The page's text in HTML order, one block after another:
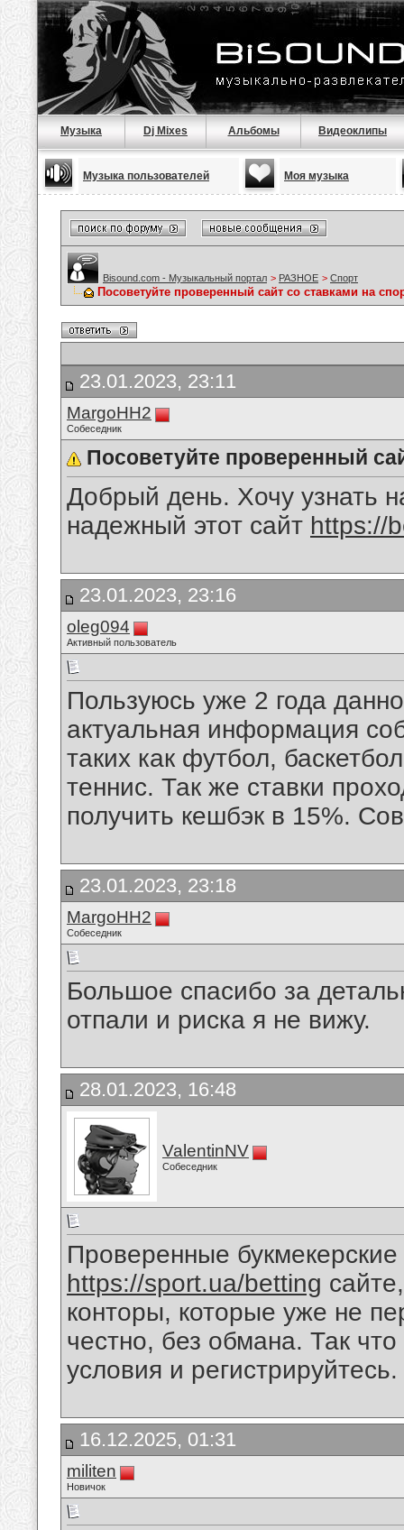
Музыка Dj Mixes Альбомы Видеоклипы
Музыка пользователей Моя музыка
Bisound.com - Музыкальный портал > РАЗНОЕ > Спорт
Посоветуйте проверенный сайт со ставками на
23.01.2023, 23:11
MargoHH2
Собеседник
Посоветуйте проверенный
Добрый день. Хочу узнать
надежный этот сайт https://
23.01.2023, 23:16
oleg094
Активный пользователь
Пользуюсь уже 2 года
актуальная информация
таких как футбол,
теннис. Так же ставки
получить кешбэк в 15%.
23.01.2023, 23:18
MargoHH2
Собеседник
Большое спасибо за
отпали и риска я не вижу.
28.01.2023, 16:48
ValentinNV
Собеседник
Проверенные
https://sport.ua/betting
конторы, которые уже не
честно, без обмана. Так
условия и регистрируйтесь.
16.12.2025, 01:31
militen
Новичок